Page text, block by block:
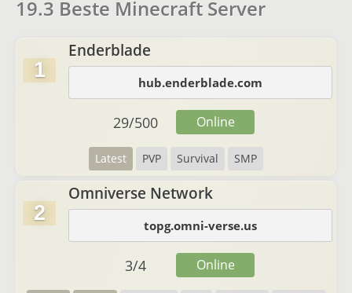
19.3 Beste Minecraft Server
1
Enderblade
hub.enderblade.com
Latest PVP Survival SMP
29/500 Online
2
Omniverse Network
topg.omni-verse.us
3/4 Online